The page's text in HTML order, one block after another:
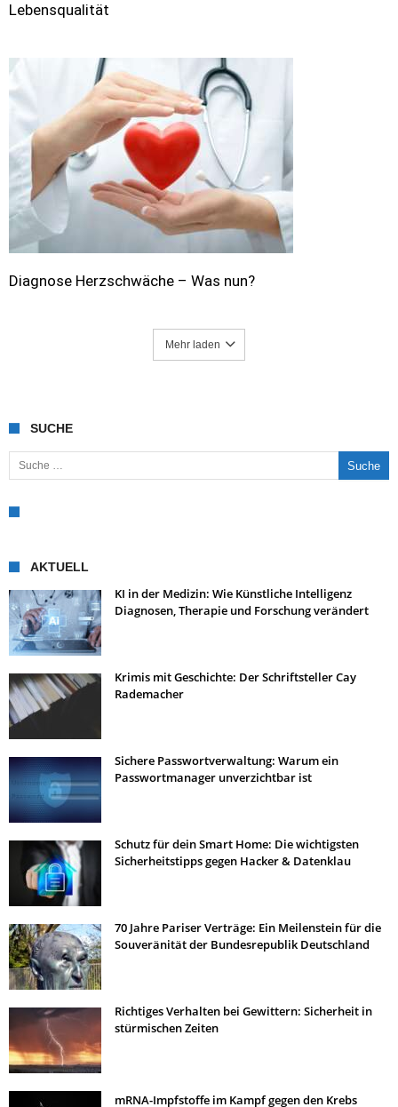
Lebensqualität
Diagnose Herzschwäche – Was nun?
Mehr laden
SUCHE
Suche nach:
AKTUELL
KI in der Medizin: Wie Künstliche Intelligenz
Diagnosen, Therapie und Forschung verändert
Krimis mit Geschichte: Der Schriftsteller Cay
Rademacher
Sichere Passwortverwaltung: Warum ein
Passwortmanager unverzichtbar ist
Schutz für dein Smart Home: Die wichtigsten
Sicherheitstipps gegen Hacker & Datenklau
70 Jahre Pariser Verträge: Ein Meilenstein für die
Souveränität der Bundesrepublik Deutschland
Richtiges Verhalten bei Gewittern: Sicherheit in
stürmischen Zeiten
mRNA-Impfstoffe im Kampf gegen den Krebs